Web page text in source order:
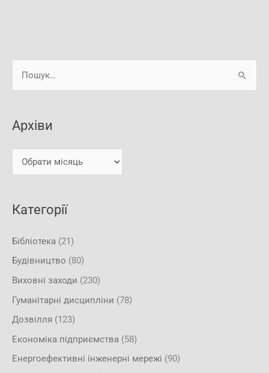
а
т
Архіви
Категорії
Бібліотека (21)
Будівництво (80)
Виховні заходи (230)
Гуманітарні дисципліни (78)
Дозвілля (123)
Економіка підприємства (58)
Енергоефективні інженерні мережі (90)